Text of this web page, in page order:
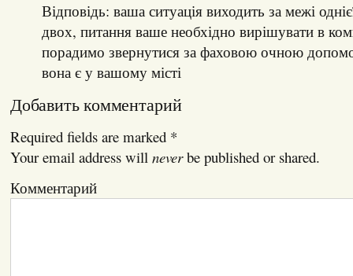
Відповідь: ваша ситуація виходить за межі
двох, питання ваше необхідно вирішувати в
порадимо звернутися за фаховою очною
вона є у вашому місті
Добавить комментарий
Required fields are marked *
Your email address will neverbe published or shared.
Комментарий